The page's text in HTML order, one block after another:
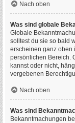
Nach oben
Was sind globale
Globale
solltest du sie so bald
erscheinen ganz oben
persönlichen Bereich.
kannst oder nicht,
vergebenen
Nach oben
Was sind
Bekanntmachungen